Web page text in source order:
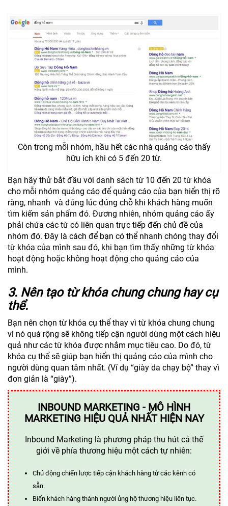
Còn trong mỗi nhóm, hầu hết các nhà quảng cáo thấy
hữu ích khi có 5 đến 20 từ.
Bạn hãy thử bắt đầu với danh sách từ 10 đến 20 từ khóa
cho mỗi nhóm quảng cáo để quảng cáo của bạn hiển thị rõ
ràng, nhanh và đúng lúc đúng chỗ khi khách hàng muốn
tìm kiếm sản phẩm đó. Đương nhiên, nhóm quảng cáo ấy
phải chứa các từ có liên quan trực tiếp đến chủ đề của
nhóm đó. Đây là cách để bạn có thể nhanh chóng thay đổi
từ khóa của mình sau đó, khi bạn tìm thấy những từ khóa
hoạt động hoặc không hoạt động cho quảng cáo của
mình.
3. Nên tạo từ khóa chung chung hay cụ
thể.
Bạn nên chọn từ khóa cụ thể thay vì từ khóa chung chung
vì nó quá rộng sẽ không tiếp cận người dùng một cách hiệu
quả như các từ khóa được nhắm mục tiêu cao. Do đó, từ
khóa cụ thể sẽ giúp bạn hiển thị quảng cáo của mình cho
người dùng quan tâm nhất. (Ví dụ “giày da chạy bộ” thay vì
đơn giản là “giày”).
INBOUND MARKETING - MÔ HÌNH
MARKETING HIỆU QUẢ NHẤT HIỆN NAY
Inbound Marketing là phương pháp thu hút cả thế
giới về phía thương hiệu một cách tự nhiên:
Chủ động chiến lược tiếp cận khách hàng từ các kênh có
sẵn.
Biến khách hàng thành người ủng hộ thương hiệu liên tục.